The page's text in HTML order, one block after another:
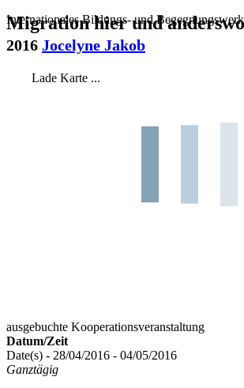
Internationales Bildungs- und
Migration hier und
2016 Jocelyne Jakob
Lade Karte ...
ausgebuchte Kooperationsveranstaltung
Datum/Zeit
Date(s) - 28/04/2016 - 04/05/2016
Ganztägig